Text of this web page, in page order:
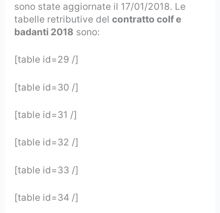
sono state aggiornate il 17/01/2018. Le
tabelle retributive delcontratto colf e
badanti 2018 sono:
[table id=29 /]
[table id=30 /]
[table id=31 /]
[table id=32 /]
[table id=33 /]
[table id=34 /]